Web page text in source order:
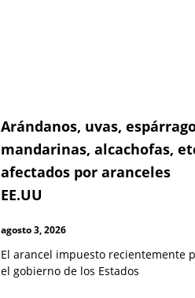
Arándanos, uvas,
mandarinas, alcachofas,
afectados por aranceles
EE.UU
agosto 3, 2026
El arancel impuesto recientemente
el gobierno de los Estados